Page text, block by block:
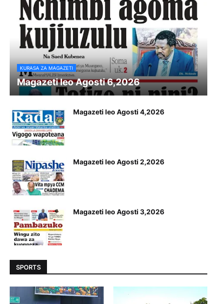
KURASA ZA MAGAZETI
Magazeti leo Agosti 6,2026
Magazeti leo Agosti 4,2026
Magazeti leo Agosti 2,2026
Magazeti leo Agosti 3,2026
SPORTS